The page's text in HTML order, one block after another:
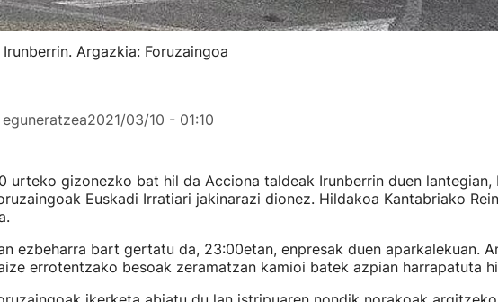
Argazkia: Foruzaingoa
2021/03/10 - 01:10
urteko gizonezko bat hil da Acciona taldeak Irunberrin duen lantegian,
Euskadi Irratiari jakinarazi dionez. Hildakoa Kantabriako
ezbeharra bart gertatu da, 23:00etan, enpresak duen aparkalekuan.
errotentzako besoak zeramatzan kamioi batek azpian harrapatuta